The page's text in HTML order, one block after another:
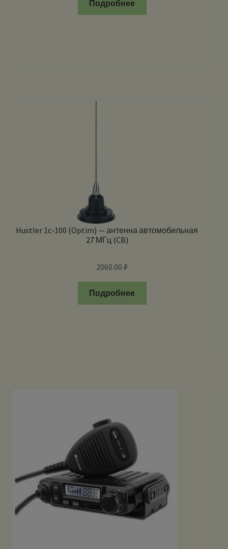
Подробнее
Hustler 1c-100 (Optim) — антенна автомобильная
27 МГц (CB)
2060.00₽
Подробнее